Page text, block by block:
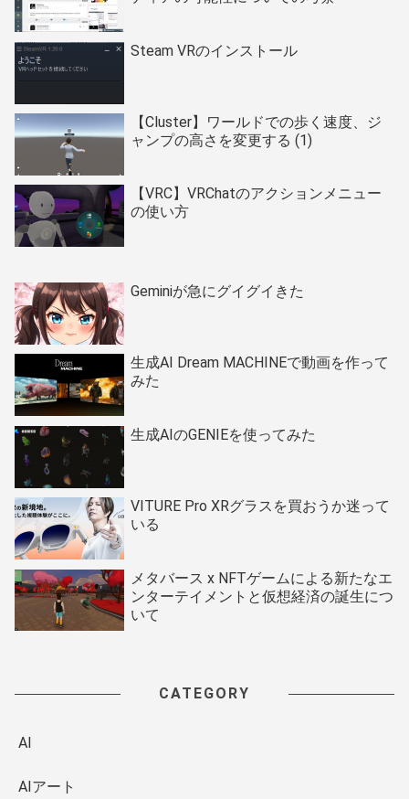
Steam VRのインストール
【Cluster】ワールドでの歩く速度、ジ
ャンプの高さを変更する (1)
【VRC】VRChatのアクションメニュー
の使い方
Geminiが急にグイグイきた
生成AI Dream MACHINEで動画を作って
みた
生成AIのGENIEを使ってみた
VITURE Pro XRグラスを買おうか迷って
いる
メタバース x NFTゲームによる新たなエ
ンターテイメントと仮想経済の誕生につ
いて
CATEGORY
AI
AIアート